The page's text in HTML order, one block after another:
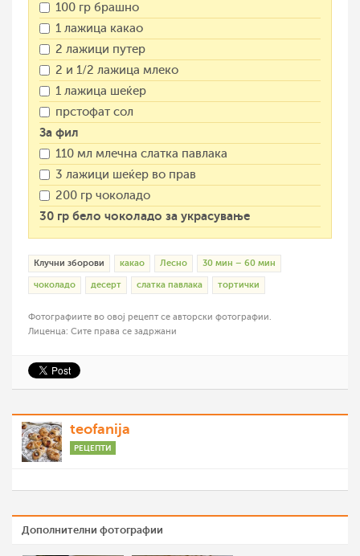
100 гр брашно
1 лажица какао
2 лажици путер
2 и 1/2 лажица млеко
1 лажица шеќер
прстофат сол
За фил
110 мл млечна слатка павлака
3 лажици шеќер во прав
200 гр чоколадо
30 гр бело чоколадо за украсување
Клучни зборови какао Лесно 30 мин – 60 мин
чоколадо десерт слатка павлака тортички
Фотографиите во овој рецепт се авторски фотографии.
Лиценца: Сите права се задржани
teofanija
РЕЦЕПТИ
Дополнителни фотографии